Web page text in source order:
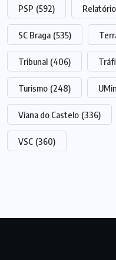
PSP (592) Relatório
SC Braga (535)
Tribunal (406)
Turismo (248)
Viana do Castelo (336)
VSC (360)